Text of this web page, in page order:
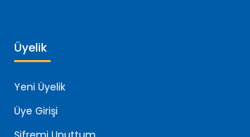
Üyelik
Yeni Üyelik
Üye Girişi